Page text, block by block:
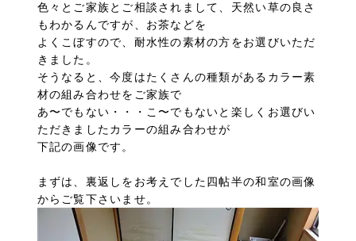
色々とご家族とご相談されまして、天然い草の良さ
もわかるんですが、お茶などを
よくこぼすので、耐水性の素材の方をお選びいただ
きました。
そうなると、今度はたくさんの種類があるカラー素
材の組み合わせをご家族で
あ〜でもない・・・こ〜でもないと楽しくお選びい
ただきましたカラーの組み合わせが
下記の画像です。
まずは、裏返しをお考えでした四帖半の和室の画像
からご覧下さいませ。